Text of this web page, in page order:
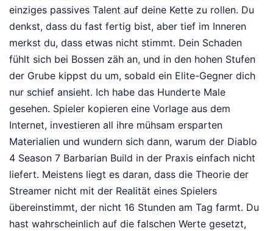
einziges passives Talent auf deine Kette zu rollen. Du
denkst, dass du fast fertig bist, aber tief im Inneren
merkst du, dass etwas nicht stimmt. Dein Schaden
fühlt sich bei Bossen zäh an, und in den hohen Stufen
der Grube kippst du um, sobald ein Elite-Gegner dich
nur schief ansieht. Ich habe das Hunderte Male
gesehen. Spieler kopieren eine Vorlage aus dem
Internet, investieren all ihre mühsam ersparten
Materialien und wundern sich dann, warum der Diablo
4 Season 7 Barbarian Build in der Praxis einfach nicht
liefert. Meistens liegt es daran, dass die Theorie der
Streamer nicht mit der Realität eines Spielers
übereinstimmt, der nicht 16 Stunden am Tag farmt. Du
hast wahrscheinlich auf die falschen Werte gesetzt,